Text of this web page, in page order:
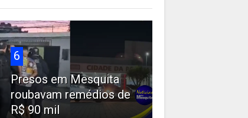
6
Presos em Mesquita
roubavam remédios de
R$ 90 mil